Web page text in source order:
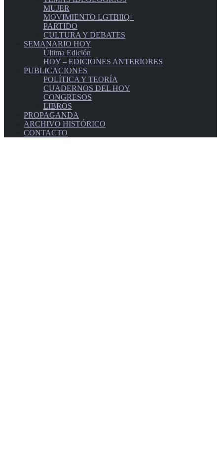
MUJER
MOVIMIENTO LGTBIIQ+
PARTIDO
CULTURA Y DEBATES
SEMANARIO HOY
Última Edición
HOY – EDICIONES ANTERIORES
PUBLICACIONES
POLÍTICA Y TEORÍA
CUADERNOS DEL HOY
CONGRESOS
LIBROS
PROPAGANDA
ARCHIVO HISTÓRICO
CONTACTO